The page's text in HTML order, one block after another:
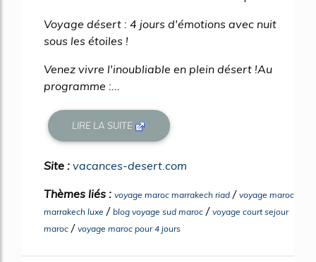
Voyage désert : 4 jours d'émotions avec nuit
sous les étoiles !
Venez vivre l'inoubliable en plein désert !Au
programme :...
LIRE LA SUITE
Site : vacances-desert.com
Thèmes liés : voyage maroc marrakech riad / voyage maroc
marrakech luxe / blog voyage sud maroc / voyage court sejour
maroc / voyage maroc pour 4 jours